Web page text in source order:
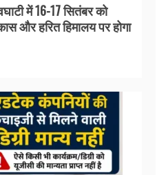
में 16-17 सितंबर को
और हरित हिमालय पर होगा